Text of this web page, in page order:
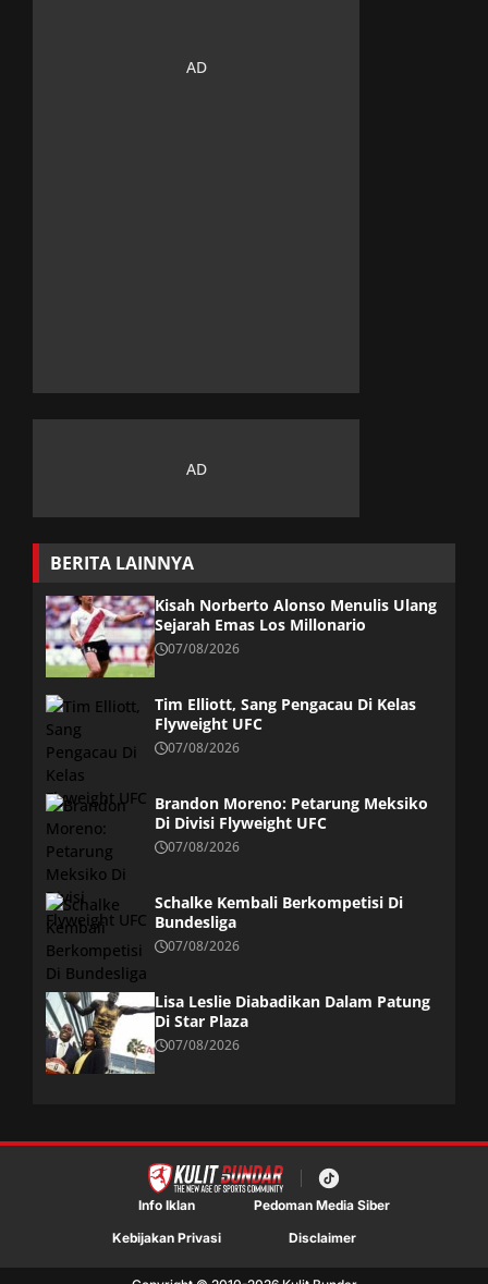
BERITA LAINNYA
Kisah Norberto Alonso Menulis Ulang
Sejarah Emas Los Millonario
07/08/2026
Tim Elliott, Sang Pengacau Di Kelas
Flyweight UFC
07/08/2026
Brandon Moreno: Petarung Meksiko
Di Divisi Flyweight UFC
07/08/2026
Schalke Kembali Berkompetisi Di
Bundesliga
07/08/2026
Lisa Leslie Diabadikan Dalam Patung
Di Star Plaza
07/08/2026
Info Iklan
Pedoman Media Siber
Kebijakan Privasi
Disclaimer